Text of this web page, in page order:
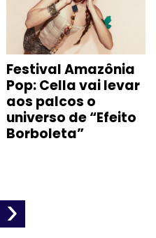
Festival Amazônia
Pop: Cella vai levar
aos palcos o
universo de “Efeito
Borboleta”
›